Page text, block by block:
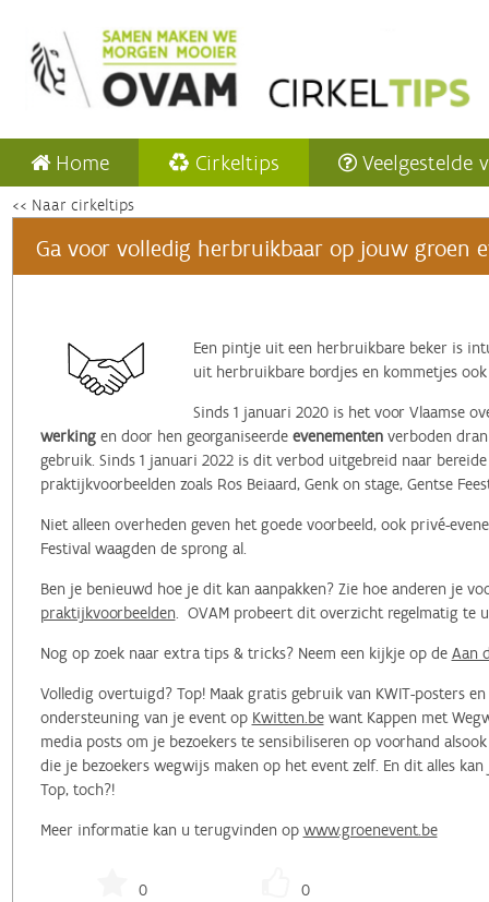
Home Cirkeltips Veelgestelde
<< Naar cirkeltips
Ga voor volledig herbruikbaar op jouw groen
Een pintje uit een herbruikbare beker is
uit herbruikbare bordjes en kommetjes
Sinds 1 januari 2020 is het voor Vlaamse
werkingen door hen georganiseerde evenementenverboden
gebruik. Sinds 1 januari 2022 is dit verbod uitgebreid naar
praktijkvoorbeelden zoals Ros Beiaard, Genk on stage, Gentse
Niet alleen overheden geven het goede voorbeeld, ook privé-
Festival waagden de sprong al.
Ben je benieuwd hoe je dit kan aanpakken? Zie hoe anderen je
praktijkvoorbeelden. OVAM probeert dit overzicht regelmatig te
Nog op zoek naar extra tips & tricks? Neem een kijkje op de Aan
Volledig overtuigd? Top! Maak gratis gebruik van KWIT-posters
ondersteuning van je event op Kwitten.bewant Kappen met
media posts om je bezoekers te sensibiliseren op voorhand
die je bezoekers wegwijs maken op het event zelf. En dit alles
Top, toch?!
Meer informatie kan u terugvinden op www.groenevent.be
0 0